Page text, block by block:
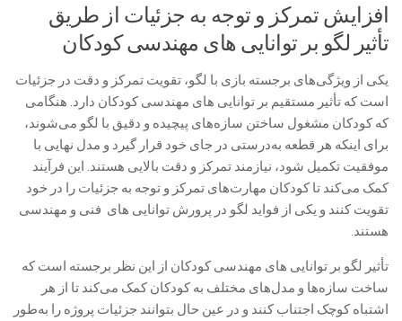
افزایش تمرکز و توجه به جزئیات از طریق
تأثیر لگو بر توانایی های مهندسی کودکان
یکی از ویژگی‌های برجسته بازی با لگو، تقویت تمرکز و دقت در جزئیات
است که تأثیر مستقیم بر توانایی های مهندسی کودکان دارد. هنگامی
که کودکان مشغول ساختن سازه‌های پیچیده و دقیق با لگو می‌شوند،
برای اینکه هر قطعه به‌درستی در جای خود قرار گیرد و مدل نهایی با
موفقیت تکمیل شود، نیازمند تمرکز و دقت بالایی هستند. این فرآیند
کمک می‌کند تا کودکان مهارت‌های تمرکز و توجه به جزئیات را در خود
تقویت کنند و یکی از فواید لگو در پرورش توانایی های فنی و مهندسی
هستند.
تأثیر لگو بر توانایی های مهندسی کودکان از این نظر برجسته است که
ساخت سازه‌ها و مدل‌های مختلف به کودکان کمک می‌کند تا از هر
اشتباه کوچک اجتناب کنند و در عین حال بتوانند جزئیات پروژه را به‌طور